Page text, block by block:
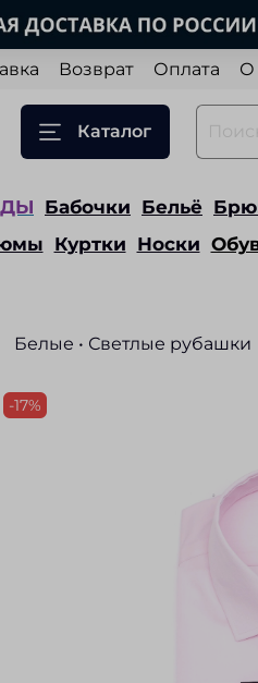
Возврат Оплата О
Каталог
Бабочки Бельё
Куртки Носки
Белые • Светлые рубашки
-17%